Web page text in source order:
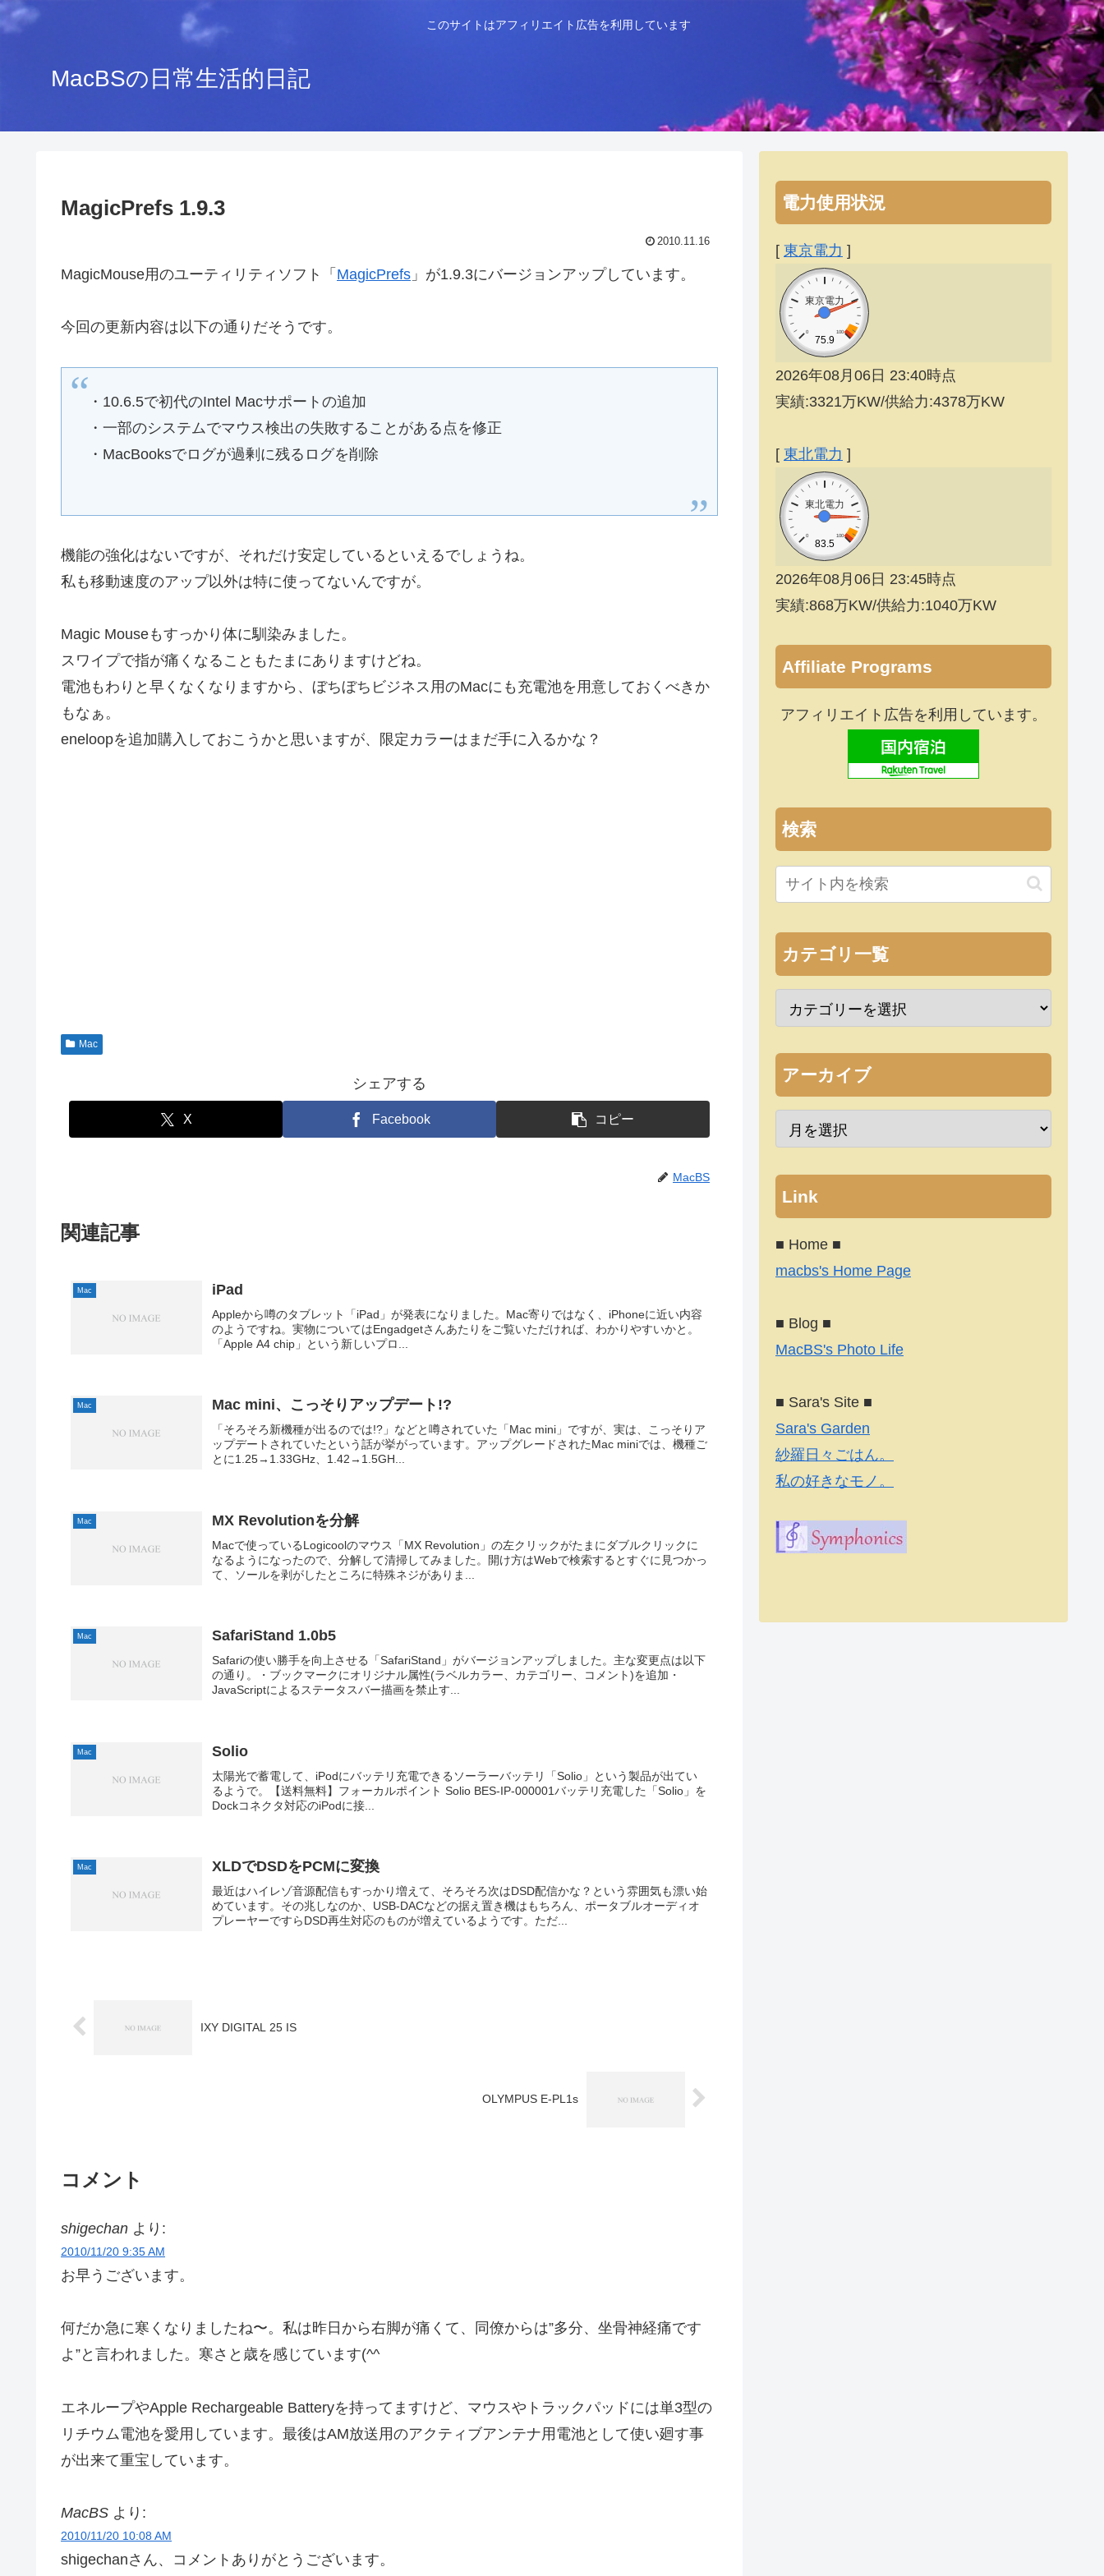
このサイトはアフィリエイト広告を利用しています
MacBSの日常生活的日記
MagicPrefs 1.9.3
2010.11.16
MagicMouse用のユーティリティソフト「 MagicPrefs 」が1.9.3にバージョンアップしています。
今回の更新内容は以下の通りだそうです。
・10.6.5で初代のIntel Macサポートの追加
・一部のシステムでマウス検出の失敗することがある点を修正
・MacBooksでログが過剰に残るログを削除
機能の強化はないですが、それだけ安定しているといえるでしょうね。
私も移動速度のアップ以外は特に使ってないんですが。
Magic Mouseもすっかり体に馴染みました。
スワイプで指が痛くなることもたまにありますけどね。
電池もわりと早くなくなりますから、ぼちぼちビジネス用のMacにも充電池を用意しておくべきか
もなぁ。
eneloopを追加購入しておこうかと思いますが、限定カラーはまだ手に入るかな？
Mac
シェアする
X Facebook コピー
MacBS
関連記事
Mac iPad
Appleから噂のタブレット「iPad」が発表になりました。Mac寄りではなく、iPhoneに近い内容
のようですね。実物についてはEngadgetさんあたりをご覧いただければ、わかりやすいかと。
「Apple A4 chip」という新しいプロ...
Mac Mac mini、こっそりアップデート!?
「そろそろ新機種が出るのでは!?」などと噂されていた「Mac mini」ですが、実は、こっそりア
ップデートされていたという話が挙がっています。アップグレードされたMac miniでは、機種ご
とに1.25→1.33GHz、1.42→1.5GH...
Mac MX Revolutionを分解
Macで使っているLogicoolのマウス「MX Revolution」の左クリックがたまにダブルクリックに
なるようになったので、分解して清掃してみました。開け方はWebで検索するとすぐに見つかっ
て、ソールを剥がしたところに特殊ネジがありま...
Mac SafariStand 1.0b5
Safariの使い勝手を向上させる「SafariStand」がバージョンアップしました。主な変更点は以下
の通り。・ブックマークにオリジナル属性(ラベルカラー、カテゴリー、コメント)を追加・
JavaScriptによるステータスバー描画を禁止す...
Mac Solio
太陽光で蓄電して、iPodにバッテリ充電できるソーラーバッテリ「Solio」という製品が出てい
るようで。【送料無料】フォーカルポイント Solio BES-IP-000001バッテリ充電した「Solio」を
Dockコネクタ対応のiPodに接...
Mac XLDでDSDをPCMに変換
最近はハイレゾ音源配信もすっかり増えて、そろそろ次はDSD配信かな？という雰囲気も漂い始
めています。その兆しなのか、USB-DACなどの据え置き機はもちろん、ポータブルオーディオ
プレーヤーですらDSD再生対応のものが増えているようです。ただ...
IXY DIGITAL 25 IS
OLYMPUS E-PL1s
コメント
shigechan より:
2010/11/20 9:35 AM
お早うございます。
何だか急に寒くなりましたね〜。私は昨日から右脚が痛くて、同僚からは”多分、坐骨神経痛です
よ”と言われました。寒さと歳を感じています(^^ゞ
エネループやApple Rechargeable Batteryを持ってますけど、マウスやトラックパッドには単3型の
リチウム電池を愛用しています。最後はAM放送用のアクティブアンテナ用電池として使い廻す事
が出来て重宝しています。
MacBS より:
2010/11/20 10:08 AM
shigechanさん、コメントありがとうございます。
電力使用状況
[ 東京電力 ]
東京電力
0 100
75.9
2026年08月06日 23:40時点
実績:3321万KW/供給力:4378万KW
[ 東北電力 ]
東北電力
0 100
83.5
2026年08月06日 23:45時点
実績:868万KW/供給力:1040万KW
Affiliate Programs
アフィリエイト広告を利用しています。
検索
カテゴリ一覧
アーカイブ
Link
■ Home ■
macbs's Home Page
■ Blog ■
MacBS's Photo Life
■ Sara's Site ■
Sara's Garden
紗羅日々ごはん。
私の好きなモノ。